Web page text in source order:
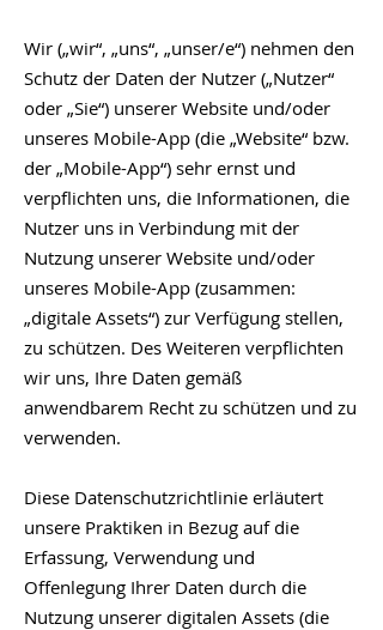
Wir („wir“, „uns“, „unser/e“) nehmen den
Schutz der Daten der Nutzer („Nutzer“
oder „Sie“) unserer Website und/oder
unseres Mobile-App (die „Website“ bzw.
der „Mobile-App“) sehr ernst und
verpflichten uns, die Informationen, die
Nutzer uns in Verbindung mit der
Nutzung unserer Website und/oder
unseres Mobile-App (zusammen:
„digitale Assets“) zur Verfügung stellen,
zu schützen. Des Weiteren verpflichten
wir uns, Ihre Daten gemäß
anwendbarem Recht zu schützen und zu
verwenden.
Diese Datenschutzrichtlinie erläutert
unsere Praktiken in Bezug auf die
Erfassung, Verwendung und
Offenlegung Ihrer Daten durch die
Nutzung unserer digitalen Assets (die